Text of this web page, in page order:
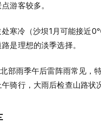
游客较多。
处寒冷（沙坝1月可能接近
是理想的淡季选择。
北部雨季午后雷阵雨常见，
骑行，大雨后检查山路状